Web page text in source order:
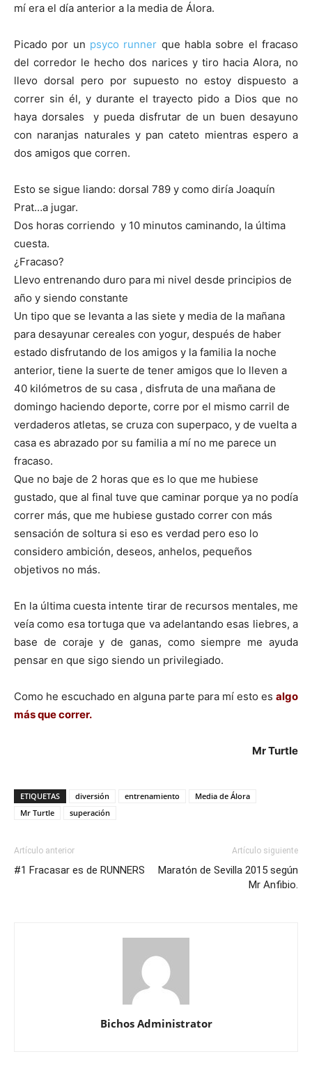
mí era el día anterior a la media de Álora.
Picado por un psyco runner que habla sobre el fracaso
del corredor le hecho dos narices y tiro hacia Alora, no
llevo dorsal pero por supuesto no estoy dispuesto a
correr sin él, y durante el trayecto pido a Dios que no
haya dorsales y pueda disfrutar de un buen desayuno
con naranjas naturales y pan cateto mientras espero a
dos amigos que corren.
Esto se sigue liando: dorsal 789 y como diría Joaquín
Prat…a jugar.
Dos horas corriendo y 10 minutos caminando, la última
cuesta.
¿Fracaso?
Llevo entrenando duro para mi nivel desde principios de
año y siendo constante
Un tipo que se levanta a las siete y media de la mañana
para desayunar cereales con yogur, después de haber
estado disfrutando de los amigos y la familia la noche
anterior, tiene la suerte de tener amigos que lo lleven a
40 kilómetros de su casa , disfruta de una mañana de
domingo haciendo deporte, corre por el mismo carril de
verdaderos atletas, se cruza con superpaco, y de vuelta a
casa es abrazado por su familia a mí no me parece un
fracaso.
Que no baje de 2 horas que es lo que me hubiese
gustado, que al final tuve que caminar porque ya no podía
correr más, que me hubiese gustado correr con más
sensación de soltura si eso es verdad pero eso lo
considero ambición, deseos, anhelos, pequeños
objetivos no más.
En la última cuesta intente tirar de recursos mentales, me
veía como esa tortuga que va adelantando esas liebres, a
base de coraje y de ganas, como siempre me ayuda
pensar en que sigo siendo un privilegiado.
Como he escuchado en alguna parte para mí esto es algo
más que correr.
Mr Turtle
ETIQUETAS diversión entrenamiento
Media de Álora
Mr Turtle
superación
Artículo anterior
#1 Fracasar es de RUNNERS
Artículo siguiente
Maratón de Sevilla 2015 según
Mr Anfibio.
Bichos Administrator